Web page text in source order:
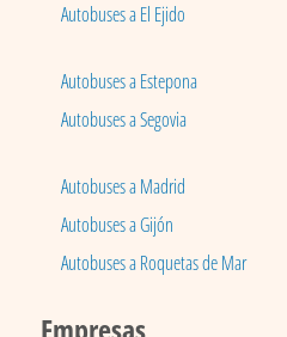
Autobuses a El Ejido
Autobuses a Estepona
Autobuses a Segovia
Autobuses a Madrid
Autobuses a Gijón
Autobuses a Roquetas de Mar